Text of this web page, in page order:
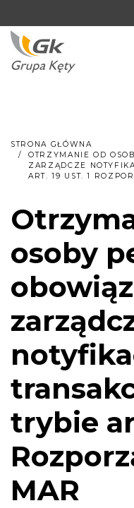
STRONA GŁÓWNA
OTRZYMANIE OD
ZARZĄDCZE
ART. 19 UST. 1
osoby
trybie
MAR